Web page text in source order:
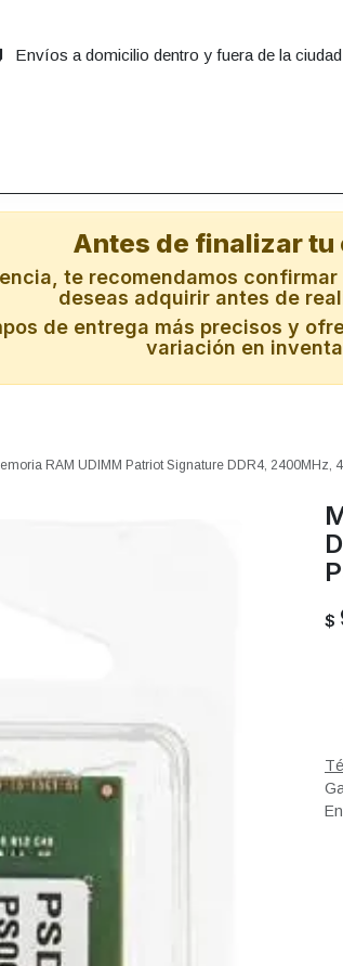
Envíos a domicilio dentro y fuera de la ciudad
Antes de finalizar tu
te recomendamos
deseas adquirir antes de
de entrega más precisos y
variación en
RAM UDIMM Patriot Signature DDR4, 2400MHz,
$